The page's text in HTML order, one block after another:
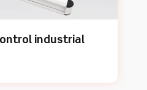
industrial